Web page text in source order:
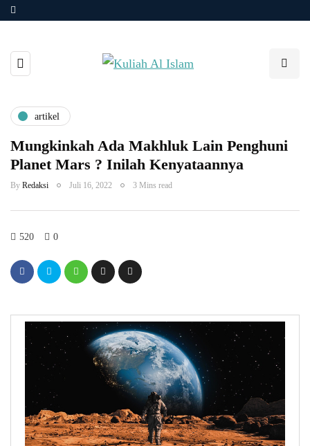
artikel
Mungkinkah Ada Makhluk Lain Penghuni
Planet Mars ? Inilah Kenyataannya
By Redaksi Juli 16, 2022 3 Mins read
520 0